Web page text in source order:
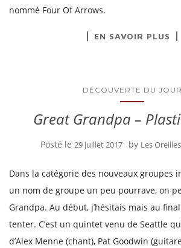
nommé Four Of Arrows.
EN SAVOIR PLUS
DÉCOUVERTE DU JOUR
Great Grandpa –
Posté le 29 juillet 2017 by Les
Dans la catégorie des nouveaux groupes
un nom de groupe un peu pourrave, on
Grandpa. Au début, j’hésitais mais au
tenter. C’est un quintet venu de Seattle
d’Alex Menne (chant), Pat Goodwin